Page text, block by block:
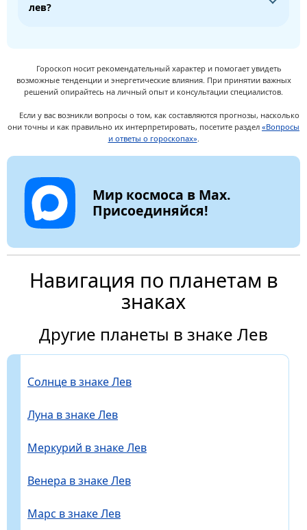
лев?
Гороскоп носит рекомендательный характер и помогает увидеть
возможные тенденции и энергетические влияния. При принятии важных
решений опирайтесь на личный опыт и консультации специалистов.
Если у вас возникли вопросы о том, как составляются прогнозы, насколько
они точны и как правильно их интерпретировать, посетите раздел «Вопросы
и ответы о гороскопах»
Мир космоса в Max.
Присоединяйся!
Навигация по планетам в
знаках
Другие планеты в знаке Лев
Солнце в знаке Лев
Луна в знаке Лев
Меркурий в знаке Лев
Венера в знаке Лев
Марс в знаке Лев